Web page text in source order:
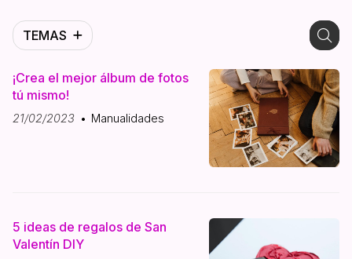
TEMAS
¡Crea el mejor álbum de fotos
tú mismo!
21/02/2023 Manualidades
5 ideas de regalos de San
Valentín DIY